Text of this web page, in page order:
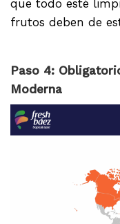
que todo esté
frutos deben de
Paso 4:
Moderna